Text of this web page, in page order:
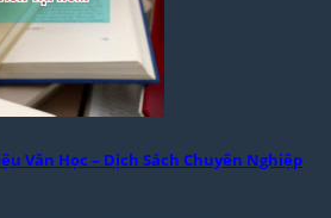
Văn Học – Dịch Sách Chuyên Nghiệp